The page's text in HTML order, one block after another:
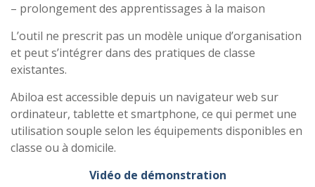
– prolongement des apprentissages à la maison
L’outil ne prescrit pas un modèle unique d’organisation
et peut s’intégrer dans des pratiques de classe
existantes.
Abiloa est accessible depuis un navigateur web sur
ordinateur, tablette et smartphone, ce qui permet une
utilisation souple selon les équipements disponibles en
classe ou à domicile.
Vidéo de démonstration